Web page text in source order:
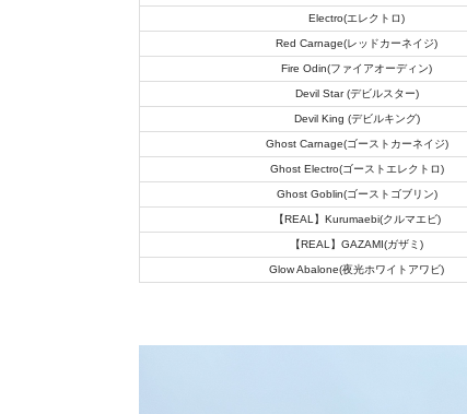
悪
Electro(エレクトロ)
Red Carnage(レッドカーネイジ)
Fire Odin(ファイアオーディン)
Devil Star (デビルスター)
Devil King (デビルキング)
Ghost Carnage(ゴーストカーネイジ)
Ghost Electro(ゴーストエレクトロ)
Ghost Goblin(ゴーストゴブリン)
【REAL】Kurumaebi(クルマエビ)
【REAL】GAZAMI(ガザミ)
Glow Abalone(夜光ホワイトアワビ)